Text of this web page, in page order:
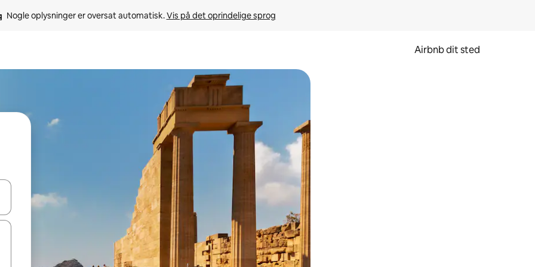
Nogle oplysninger er oversat automatisk. Vis på det oprindelige sprog
Airbnb dit sted
piletasterne op og ned eller se mere ved at trykke eller stryge.